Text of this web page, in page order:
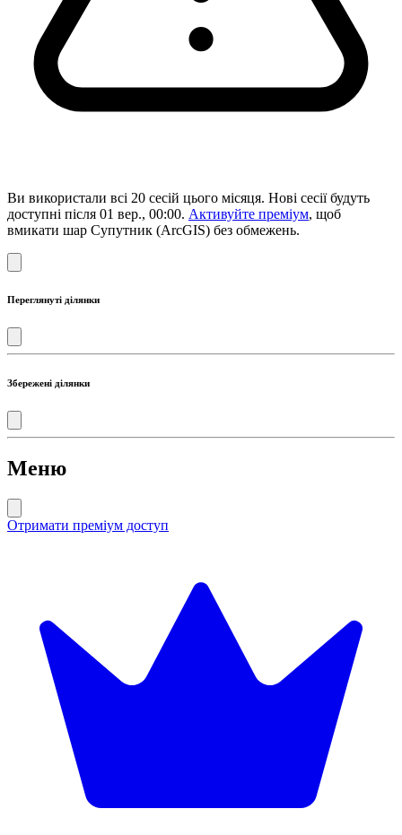
Ви використали всі 20 сесій цього місяця. Нові сесії будуть
доступні після 01 вер., 00:00. Активуйте преміум, щоб
вмикати шар Супутник (ArcGIS) без обмежень.
Переглянуті ділянки
Збережені ділянки
Меню
Отримати преміум доступ